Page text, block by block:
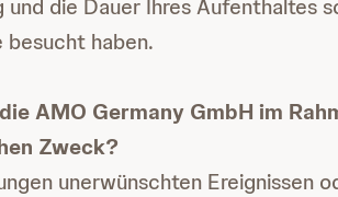
und die Dauer Ihres Aufenthaltes
haben.
AMO Germany GmbH im
Zweck?
unerwünschten Ereignissen